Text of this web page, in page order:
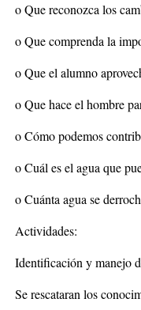
o Que reconozca los
o Que comprenda la
o Que el alumno
o Que hace el hombre
o Cómo podemos
o Cuál es el agua que
o Cuánta agua se
Actividades:
Identificación y manejo
Se rescataran los